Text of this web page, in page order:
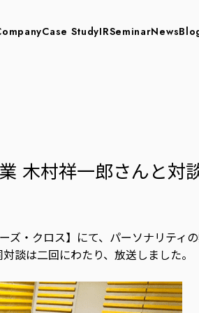
Case StudyIRSeminarNews
木村祥一郎さんと対
・クロス】にて、パーソナリティ
談は二回にわたり、放送しました。